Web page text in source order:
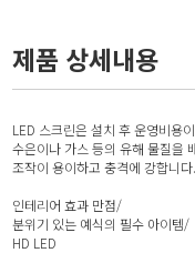
제품 상세내용
LED 스크린은 설치 후 운영비용
수은이나 가스 등의 유해 물질을
조작이 용이하고 충격에 강합니
인테리어 효과 만점/
분위기 있는 예식의 필수 아이템/
HD LED